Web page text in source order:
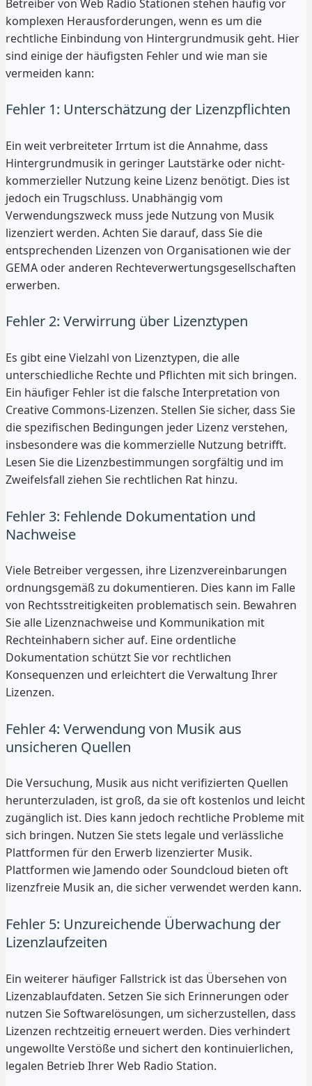
Betreiber von Web Radio Stationen stehen häufig vor
komplexen Herausforderungen, wenn es um die
rechtliche Einbindung von Hintergrundmusik geht. Hier
sind einige der häufigsten Fehler und wie man sie
vermeiden kann:
Fehler 1: Unterschätzung der Lizenzpflichten
Ein weit verbreiteter Irrtum ist die Annahme, dass
Hintergrundmusik in geringer Lautstärke oder nicht-
kommerzieller Nutzung keine Lizenz benötigt. Dies ist
jedoch ein Trugschluss. Unabhängig vom
Verwendungszweck muss jede Nutzung von Musik
lizenziert werden. Achten Sie darauf, dass Sie die
entsprechenden Lizenzen von Organisationen wie der
GEMA oder anderen Rechteverwertungsgesellschaften
erwerben.
Fehler 2: Verwirrung über Lizenztypen
Es gibt eine Vielzahl von Lizenztypen, die alle
unterschiedliche Rechte und Pflichten mit sich bringen.
Ein häufiger Fehler ist die falsche Interpretation von
Creative Commons-Lizenzen. Stellen Sie sicher, dass Sie
die spezifischen Bedingungen jeder Lizenz verstehen,
insbesondere was die kommerzielle Nutzung betrifft.
Lesen Sie die Lizenzbestimmungen sorgfältig und im
Zweifelsfall ziehen Sie rechtlichen Rat hinzu.
Fehler 3: Fehlende Dokumentation und
Nachweise
Viele Betreiber vergessen, ihre Lizenzvereinbarungen
ordnungsgemäß zu dokumentieren. Dies kann im Falle
von Rechtsstreitigkeiten problematisch sein. Bewahren
Sie alle Lizenznachweise und Kommunikation mit
Rechteinhabern sicher auf. Eine ordentliche
Dokumentation schützt Sie vor rechtlichen
Konsequenzen und erleichtert die Verwaltung Ihrer
Lizenzen.
Fehler 4: Verwendung von Musik aus
unsicheren Quellen
Die Versuchung, Musik aus nicht verifizierten Quellen
herunterzuladen, ist groß, da sie oft kostenlos und leicht
zugänglich ist. Dies kann jedoch rechtliche Probleme mit
sich bringen. Nutzen Sie stets legale und verlässliche
Plattformen für den Erwerb lizenzierter Musik.
Plattformen wie Jamendo oder Soundcloud bieten oft
lizenzfreie Musik an, die sicher verwendet werden kann.
Fehler 5: Unzureichende Überwachung der
Lizenzlaufzeiten
Ein weiterer häufiger Fallstrick ist das Übersehen von
Lizenzablaufdaten. Setzen Sie sich Erinnerungen oder
nutzen Sie Softwarelösungen, um sicherzustellen, dass
Lizenzen rechtzeitig erneuert werden. Dies verhindert
ungewollte Verstöße und sichert den kontinuierlichen,
legalen Betrieb Ihrer Web Radio Station.